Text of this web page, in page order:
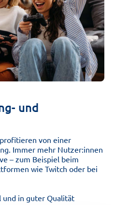
und
von einer
Immer mehr Nutzer:innen
– zum Beispiel beim
wie Twitch oder bei
und in guter Qualität